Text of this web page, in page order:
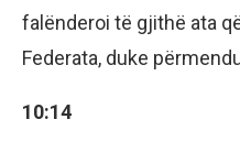
falënderoi të gjithë ata
Federata, duke
10:14